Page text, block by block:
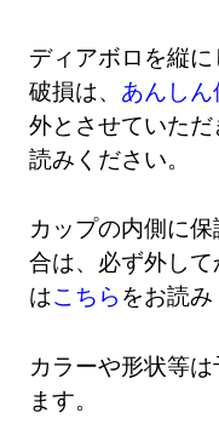
ディアボロを縦
破損は、 あんしん
外とさせていた
読みください。
カップの内側に
合は、必ず外し
はこちら をお読み
カラーや形状等
ます。